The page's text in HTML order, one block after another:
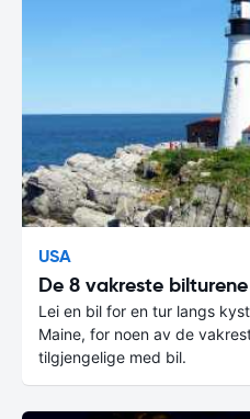
USA
De 8 vakreste
Lei en bil for en tur langs
Maine, for noen av de
tilgjengelige med bil.